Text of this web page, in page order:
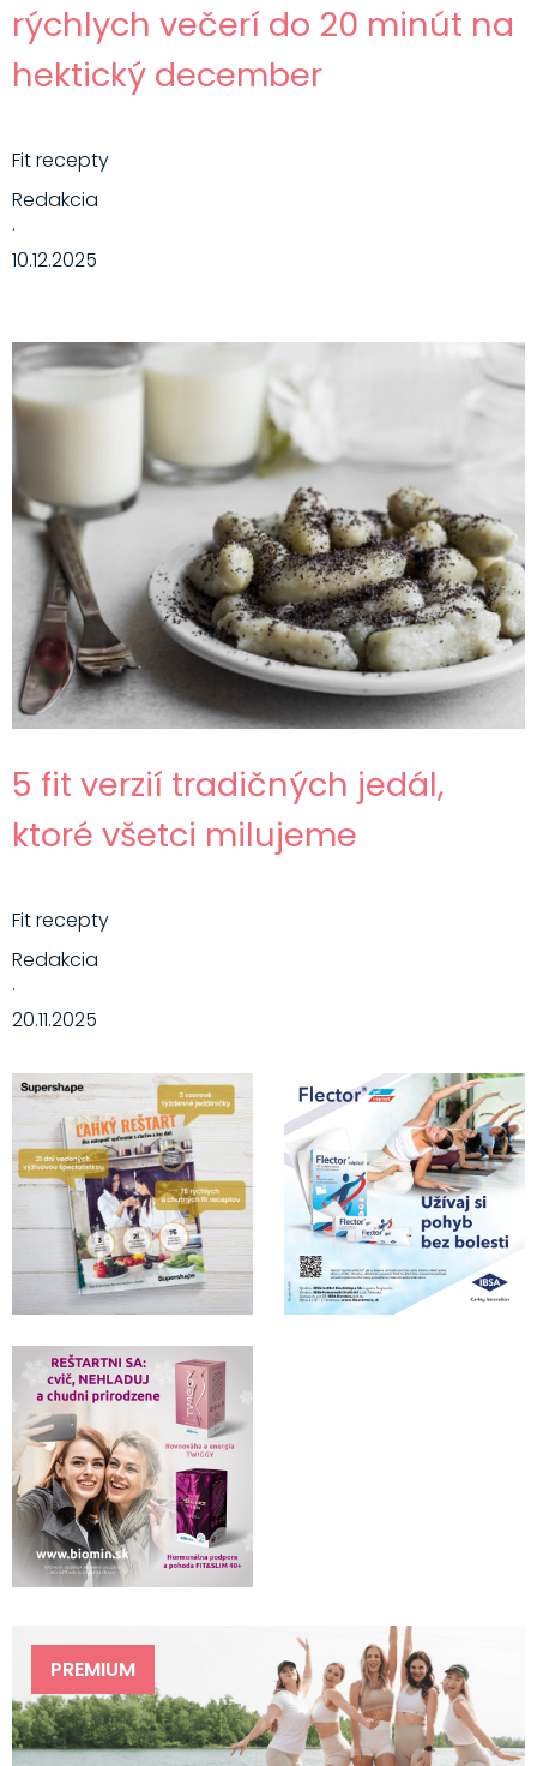
rýchlych večerí do 20 minút na
hektický december
Fit recepty
Redakcia
·
10.12.2025
5 fit verzií tradičných jedál,
ktoré všetci milujeme
Fit recepty
Redakcia
·
20.11.2025
PREMIUM